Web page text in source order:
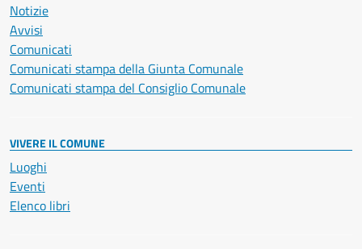
Notizie
Avvisi
Comunicati
Comunicati stampa della Giunta Comunale
Comunicati stampa del Consiglio Comunale
VIVERE IL COMUNE
Luoghi
Eventi
Elenco libri